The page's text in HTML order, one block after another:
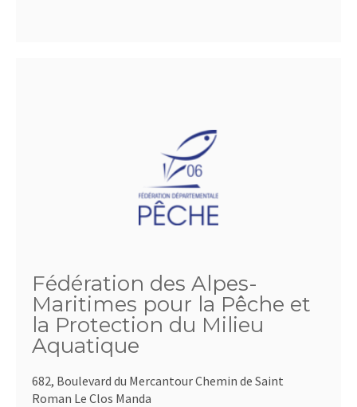
Fédération des Alpes-
Maritimes pour la Pêche et
la Protection du Milieu
Aquatique
682, Boulevard du Mercantour Chemin de Saint
Roman Le Clos Manda